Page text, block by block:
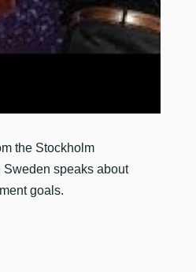
the Stockholm
speaks about
goals.